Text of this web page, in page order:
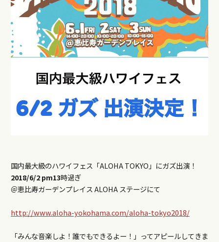
国内最大級のハワイフェス「ALOHA TOKYO」にガズ出演！
2018/6/2 pm13時過ぎ
＠恵比寿ガーデンプレイス ALOHA ステージにて
http://www.aloha-yokohama.com/aloha-tokyo2018/
「みんな音楽しよ！誰でもできるよー！」ってアピールしてきま